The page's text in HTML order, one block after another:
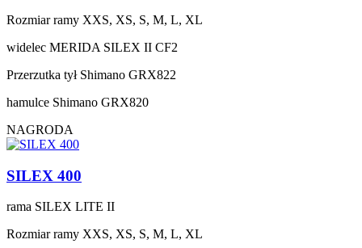
Rozmiar ramy XXS, XS, S, M, L, XL
widelec MERIDA SILEX II CF2
Przerzutka tył Shimano GRX822
hamulce Shimano GRX820
NAGRODA
SILEX 400
rama SILEX LITE II
Rozmiar ramy XXS, XS, S, M, L, XL